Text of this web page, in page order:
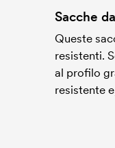
Sacche
Queste
resistenti.
al profilo
resistente